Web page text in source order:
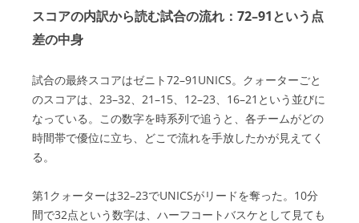
スコアの内訳から読む試合の流れ：72–91という点
差の中身
試合の最終スコアはゼニト72–91UNICS。クォーターごと
のスコアは、23–32、21–15、12–23、16–21という並びに
なっている。この数字を時系列で追うと、各チームがどの
時間帯で優位に立ち、どこで流れを手放したかが見えてく
る。
第1クォーターは32–23でUNICSがリードを奪った。10分
間で32点という数字は、ハーフコートバスケとして見ても